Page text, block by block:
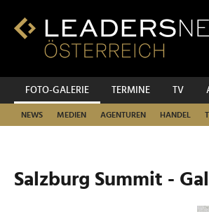
Inhalt
Fußzeilen-
Hauptnavigation
FOTO-GALERIE TERMINE TV
NEWS MEDIEN AGENTUREN HANDEL
Salzburg Summit -